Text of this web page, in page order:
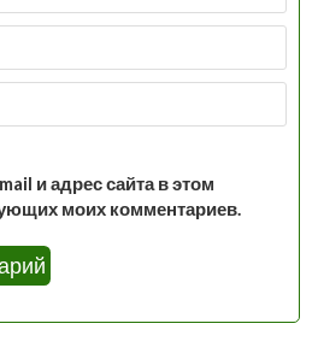
и адрес сайта в этом
моих комментариев.